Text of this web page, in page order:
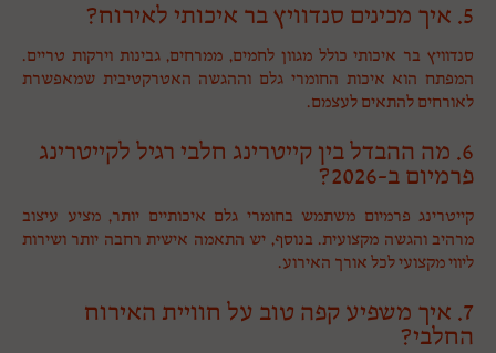
5. איך מכינים סנדוויץ בר איכותי לאירוח?
סנדוויץ בר איכותי כולל מגוון לחמים, ממרחים, גבינות וירקות טריים.
המפתח הוא איכות החומרי גלם וההגשה האטרקטיבית שמאפשרת
לאורחים להתאים לעצמם.
6. מה ההבדל בין קייטרינג חלבי רגיל לקייטרינג
פרמיום ב-2026?
קייטרינג פרמיום משתמש בחומרי גלם איכותיים יותר, מציע עיצוב
מרהיב והגשה מקצועית. בנוסף, יש התאמה אישית רחבה יותר ושירות
ליווי מקצועי לכל אורך האירוע.
7. איך משפיע קפה טוב על חוויית האירוח
החלבי?